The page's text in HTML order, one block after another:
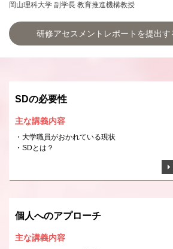
岡山理科大学 副学長 教育推進機構教授
研修アセスメントレポートを提出す
SDの必要性
主な講義内容
大学職員がおかれている現状
SDとは？
個人へのアプローチ
主な講義内容